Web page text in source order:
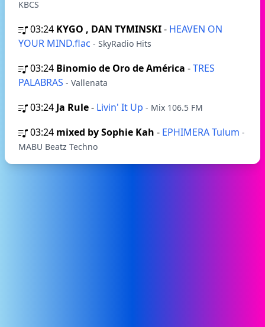
KBCS
03:24 KYGO , DAN TYMINSKI- HEAVEN ON
YOUR MIND.flac - SkyRadio Hits
03:24 Binomio de Oro de América -TRES
PALABRAS - Vallenata
03:24 Ja Rule- Livin' It Up - Mix 106.5 FM
03:24 mixed by Sophie Kah - EPHIMERA Tulum -
MABU Beatz Techno